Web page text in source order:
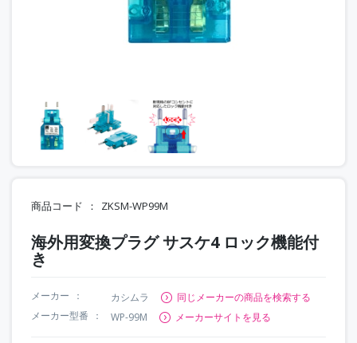
商品コード ZKSM-WP99M
海外用変換プラグ サスケ4 ロック機能付
き
メーカー カシムラ
同じメーカーの商品を検索する
メーカー型番
WP-99M メーカーサイトを見る